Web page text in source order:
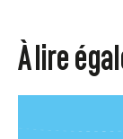
À lire